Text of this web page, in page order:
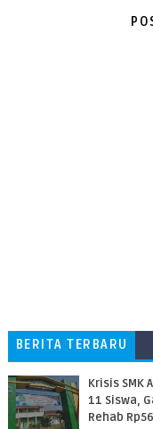
BERITA TERBARU
Krisis SMK
11 Siswa,
Rehab